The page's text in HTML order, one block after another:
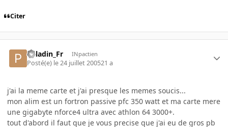
Citer
Paladin_Fr INpactien
Posté(e) le 24 juillet 200521 a
j'ai la meme carte et j'ai presque les memes soucis...
mon alim est un fortron passive pfc 350 watt et ma carte mere
une gigabyte nforce4 ultra avec athlon 64 3000+.
tout d'abord il faut que je vous precise que j'ai eu de gros pb